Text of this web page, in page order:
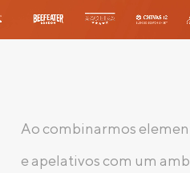
Ao combinarmos
e apelativos com um